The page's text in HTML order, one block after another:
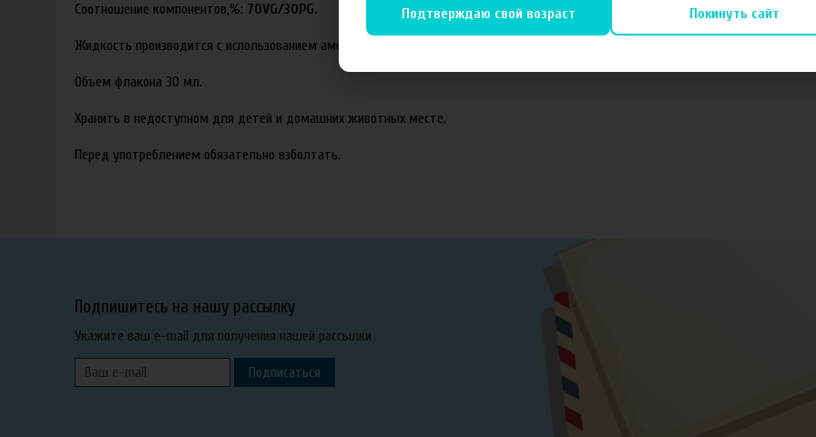
Соотношение компонентов,%: 70VG/30PG.
Жидкость производится с использованием американских ароматизаторов TPA и Capella.
Объем флакона 30 мл.
Хранить в недоступном для детей и домашних животных месте.
Перед употреблением обязательно взболтать.
Подпишитесь на нашу рассылку
Укажите ваш e-mail для получения нашей рассылки
Подписаться
Подтверждаю свой возраст Покинуть сайт